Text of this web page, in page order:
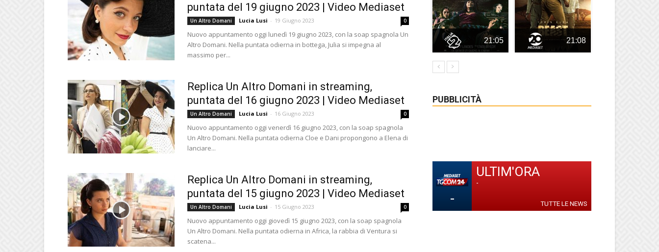
puntata del 19 giugno 2023 | Video Mediaset
Un Altro Domani Lucia Lusi - 19 Giugno 2023 0
Nuovo appuntamento oggi lunedì 19 giugno 2023, con la soap spagnola Un
Altro Domani. Nella puntata odierna in bottega, Julia si impegna al
massimo per...
Replica Un Altro Domani in streaming,
puntata del 16 giugno 2023 | Video Mediaset
Un Altro Domani Lucia Lusi - 16 Giugno 2023 0
Nuovo appuntamento oggi venerdì 16 giugno 2023, con la soap spagnola
Un Altro Domani. Nella puntata odierna Cloe e Dani propongono a Elena di
lanciare...
Replica Un Altro Domani in streaming,
puntata del 15 giugno 2023 | Video Mediaset
Un Altro Domani Lucia Lusi - 15 Giugno 2023 0
Nuovo appuntamento oggi giovedì 15 giugno 2023, con la soap spagnola
Un Altro Domani. Nella puntata odierna in Africa, la rabbia di Ventura si
scatena...
21:05 21:08
PUBBLICITÀ
-
ULTIM'ORA
-
TUTTE LE NEWS